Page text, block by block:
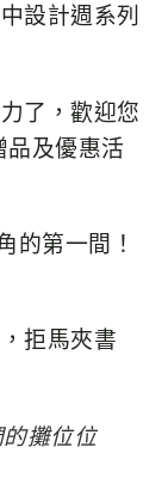
設計週系列
了，歡迎您
品及優惠活
的第一間！
拒馬夾書
攤位位